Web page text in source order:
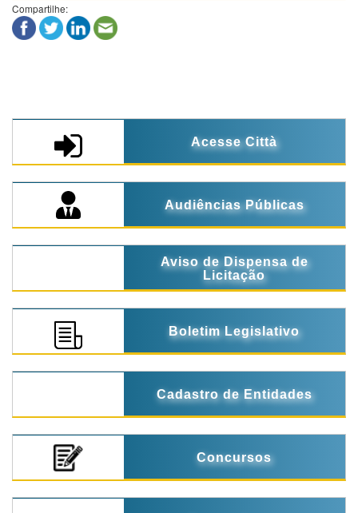
Compartilhe:
Acesse Città
Audiências Públicas
Aviso de Dispensa de
Licitação
Boletim Legislativo
Cadastro de Entidades
Concursos